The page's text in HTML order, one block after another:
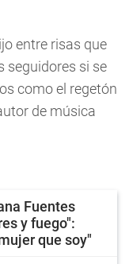
entre risas que
seguidores si se
como el regetón
de música
Fuentes
y fuego":
que soy"